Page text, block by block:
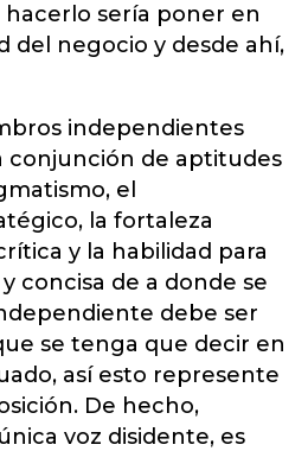
hacerlo sería poner en
del negocio y desde ahí,
independientes
conjunción de aptitudes
el
la fortaleza
y la habilidad para
concisa de a donde se
debe ser
se tenga que decir en
así esto represente
De hecho,
voz disidente, es